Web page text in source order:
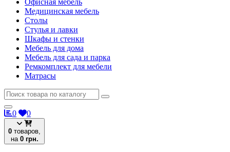
Офисная мебель
Медицинская мебель
Столы
Стулья и лавки
Шкафы и стенки
Мебель для дома
Мебель для сада и парка
Ремкомплект для мебели
Матрасы
0 0
0 товаров,
на 0 грн.